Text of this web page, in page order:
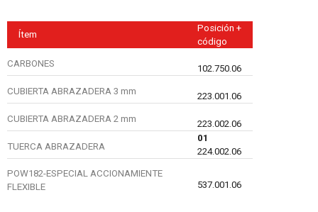
Ítem
Posición +
código
CARBONES 102.750.06
CUBIERTA ABRAZADERA 3 mm 223.001.06
CUBIERTA ABRAZADERA 2 mm 223.002.06
TUERCA ABRAZADERA
01
224.002.06
POW182-ESPECIAL ACCIONAMIENTE
FLEXIBLE
537.001.06